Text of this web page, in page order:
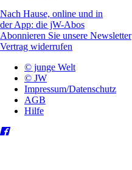
Nach Hause, online und in
der App: die jW-Abos
Abonnieren Sie unsere Newsletter
Vertrag widerrufen
© junge Welt
© JW
Impressum/Datenschutz
AGB
Hilfe